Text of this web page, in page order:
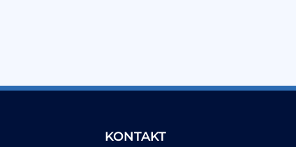
KONTAKT